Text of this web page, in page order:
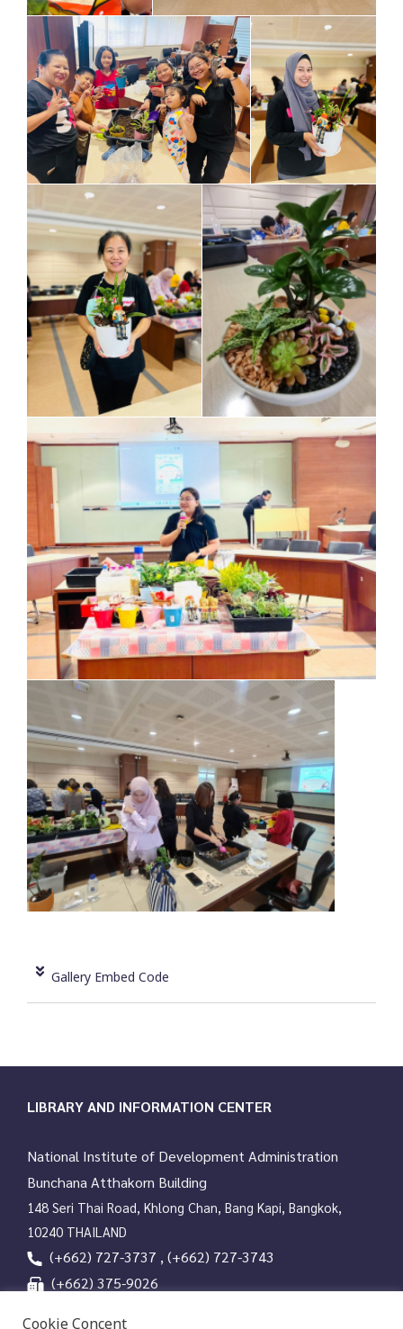
Gallery Embed Code
LIBRARY AND INFORMATION CENTER
National Institute of Development Administration
Bunchana Atthakorn Building
148 Seri Thai Road, Khlong Chan, Bang Kapi, Bangkok,
10240 THAILAND
(+662) 727-3737 , (+662) 727-3743
(+662) 375-9026
Cookie Concent